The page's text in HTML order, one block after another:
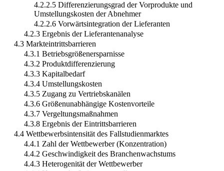
4.2.2.5 Differenzierungsgrad der Vorprodukte und
Umstellungskosten der Abnehmer
4.2.2.6 Vorwärtsintegration der Lieferanten
4.2.3 Ergebnis der Lieferantenanalyse
4.3 Markteintrittsbarrieren
4.3.1 Betriebsgrößenersparnisse
4.3.2 Produktdifferenzierung
4.3.3 Kapitalbedarf
4.3.4 Umstellungskosten
4.3.5 Zugang zu Vertriebskanälen
4.3.6 Größenunabhängige Kostenvorteile
4.3.7 Vergeltungsmaßnahmen
4.3.8 Ergebnis der Eintrittsbarrieren
4.4 Wettbewerbsintensität des Fallstudienmarktes
4.4.1 Zahl der Wettbewerber (Konzentration)
4.4.2 Geschwindigkeit des Branchenwachstums
4.4.3 Heterogenität der Wettbewerber